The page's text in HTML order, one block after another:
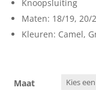
Knoopsluiting
Maten: 18/19, 20/
Kleuren: Camel,
Maat